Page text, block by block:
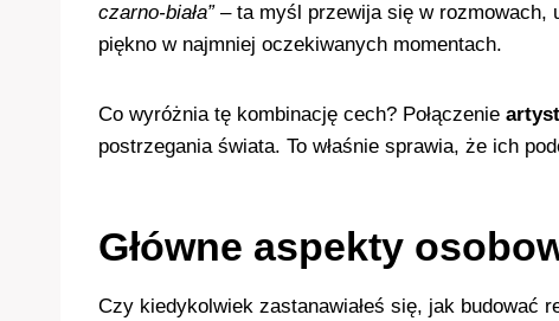
czarno-biała”– ta myśl przewija się w rozmowach,
piękno w najmniej oczekiwanych momentach.
Co wyróżnia tę kombinację cech? Połączenie
postrzegania świata. To właśnie sprawia, że ich
Główne aspekty
Czy kiedykolwiek zastanawiałeś się, jak budować